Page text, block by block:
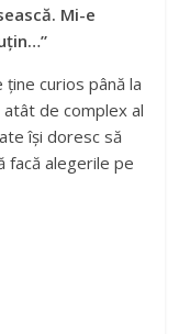
Mi-e
curios până la
de complex al
își doresc să
facă alegerile pe